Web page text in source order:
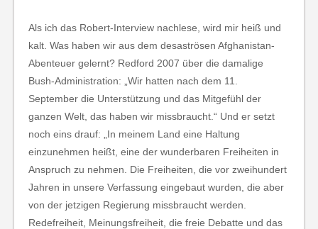
Als ich das Robert-Interview nachlese, wird mir heiß und
kalt. Was haben wir aus dem desaströsen Afghanistan-
Abenteuer gelernt? Redford 2007 über die damalige
Bush-Administration: „Wir hatten nach dem 11.
September die Unterstützung und das Mitgefühl der
ganzen Welt, das haben wir missbraucht.“ Und er setzt
noch eins drauf: „In meinem Land eine Haltung
einzunehmen heißt, eine der wunderbaren Freiheiten in
Anspruch zu nehmen. Die Freiheiten, die vor zweihundert
Jahren in unsere Verfassung eingebaut wurden, die aber
von der jetzigen Regierung missbraucht werden.
Redefreiheit, Meinungsfreiheit, die freie Debatte und das